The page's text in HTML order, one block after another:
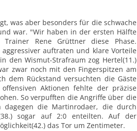
was aber besonders für die schwache
war. "Wir haben in der ersten Hälfte
Trainer Rene Grüttner diese Phase.
auftraten und klare Vorteile
den Wismut-Strafraum zog Hertel(11.)
zwar noch mit den Fingerspitzen am
dem Rückstand versuchten die Gäste
Aktionen fehlte der präzise
So verpufften die Angriffe über die
dagegen die Martinrodaer, die durch
sogar auf 2:0 enteilten. Auf der
das Tor um Zentimeter.